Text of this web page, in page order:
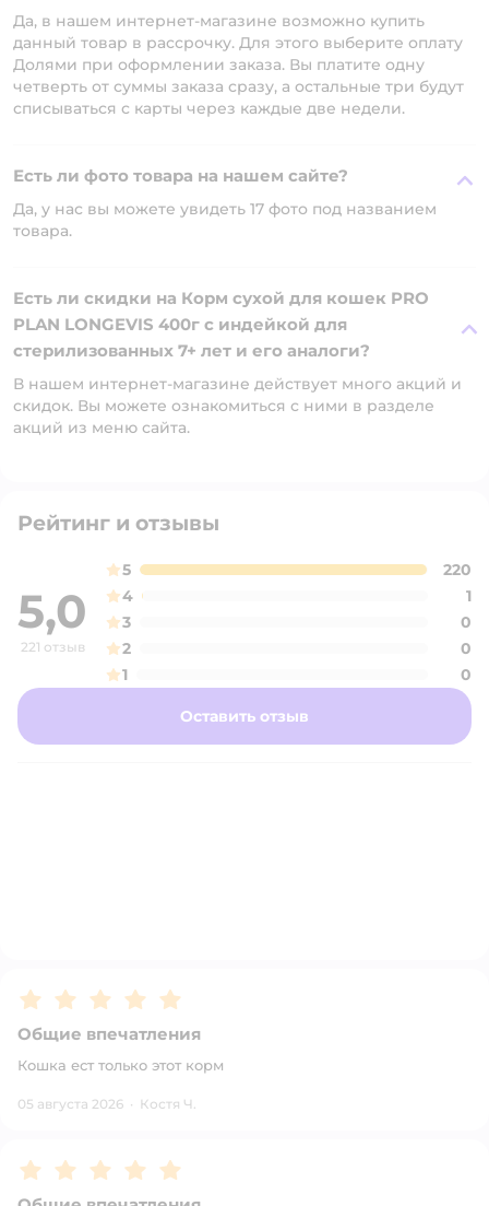
Да, в нашем интернет-магазине возможно купить
данный товар в рассрочку. Для этого выберите оплату
Долями при оформлении заказа. Вы платите одну
четверть от суммы заказа сразу, а остальные три будут
списываться с карты через каждые две недели.
Есть ли фото товара на нашем сайте?
Да, у нас вы можете увидеть 17 фото под названием
товара.
Есть ли скидки на Корм сухой для кошек PRO
PLAN LONGEVIS 400г с индейкой для
стерилизованных 7+ лет и его аналоги?
В нашем интернет-магазине действует много акций и
скидок. Вы можете ознакомиться с ними в разделе
акций из меню сайта.
Рейтинг и отзывы
5,0
221 отзыв
5
220
4
1
3
0
2
0
1
0
Оставить отзыв
Рейтинг:5
Общие впечатления
Кошка ест только этот корм
05 августа 2026 · Костя Ч.
Рейтинг:5